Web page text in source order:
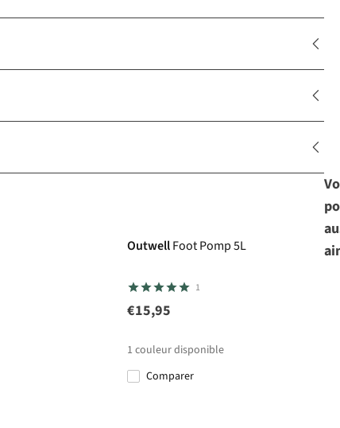
OutwellFoot Pomp 5L
1
€15,95
1 couleur disponible
Comparer